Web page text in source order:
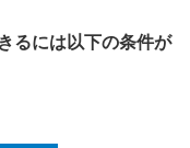
るには以下の条件が